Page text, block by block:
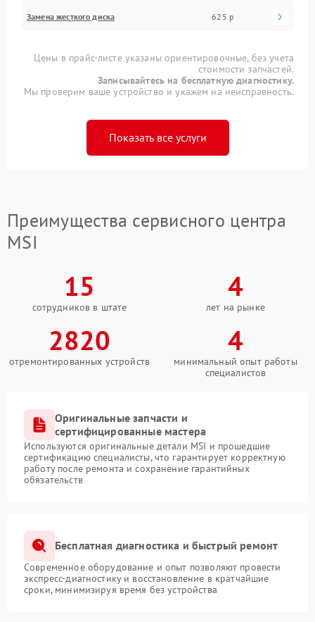
Замена жесткого диска 625 р
Цены в прайс-листе указаны ориентировочные, без учета
стоимости запчастей.
Записывайтесь на бесплатную диагностику.
Мы проверим ваше устройство и укажем на неисправность.
Показать все услуги
Преимущества сервисного центра
MSI
15
сотрудников в штате
4
лет на рынке
2820
отремонтированных устройств
4
минимальный опыт работы
специалистов
Оригинальные запчасти и
сертифицированные мастера
Используются оригинальные детали MSI и прошедшие
сертификацию специалисты, что гарантирует корректную
работу после ремонта и сохранение гарантийных
обязательств
Бесплатная диагностика и быстрый ремонт
Современное оборудование и опыт позволяют провести
экспресс-диагностику и восстановление в кратчайшие
сроки, минимизируя время без устройства